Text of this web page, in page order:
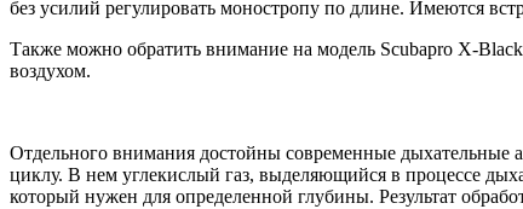
без усилий регулировать моностропу по длине. Имеются
Также можно обратить внимание на модель Scubapro X-
воздухом.
Отдельного внимания достойны современные дыхательные
циклу. В нем углекислый газ, выделяющийся в процессе
который нужен для определенной глубины. Результат